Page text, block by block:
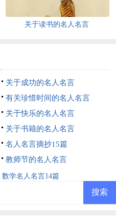
关于读书的名人名言
关于成功的名人名言
有关珍惜时间的名人名言
关于快乐的名人名言
关于书籍的名人名言
名人名言摘抄15篇
教师节的名人名言
数学名人名言14篇